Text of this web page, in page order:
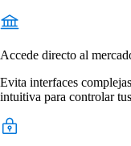
Accede directo al
Evita interfaces
intuitiva para controlar